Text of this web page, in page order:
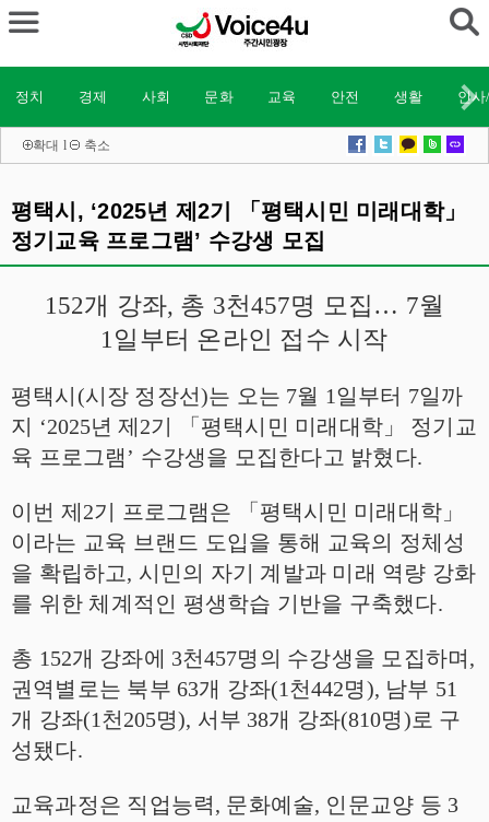
정치 경제 사회 문화 교육 안전 생활 인
확대 l 축소
평택시, ‘2025년 제2기 「평택시민 미래대학」
정기교육 프로그램’ 수강생 모집
152개 강좌, 총 3천457명 모집 … 7월
1일부터 온라인 접수 시작
평택시 (시장 정장선)는 오는 7월 1일부터 7일까
지
‘2025년 제 2기 「 평택시민 미래대학 」 정기교
육 프로그램’ 수강생을 모집한다고 밝혔다.
이번 제 2기 프로그램은 「 평택시민 미래대학 」
이라는 교육 브랜드 도입을 통해 교육의 정체성
을 확립하고, 시민의 자기 계발과 미래 역량 강화
를 위한 체계적인 평생학습 기반을 구축했다.
총 152개 강좌에 3천457명의 수강생을 모집하며 ,
권역별로는 북부63개 강좌(1천442명), 남부 51
개 강좌(1천205명), 서부 38개 강좌(810명)로 구
성됐다.
교육과정은 직업능력, 문화예술, 인문교양 등 3